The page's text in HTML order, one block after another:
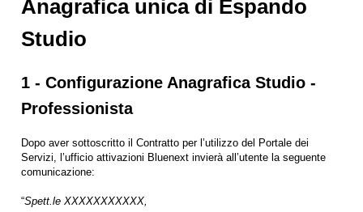
Anagrafica unica di Espando
Studio
1 - Configurazione Anagrafica Studio -
Professionista
Dopo aver sottoscritto il Contratto per l’utilizzo del Portale dei
Servizi, l’ufficio attivazioni Bluenext invierà all’utente la seguente
comunicazione:
“Spett.le XXXXXXXXXXX,